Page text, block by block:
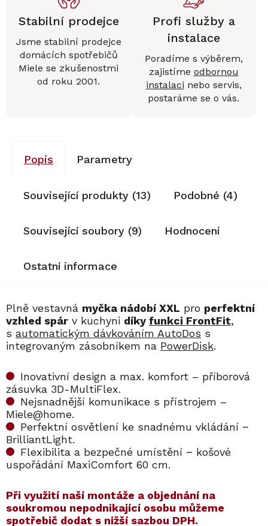
Stabilní prodejce
Jsme stabilní prodejce
domácích spotřebičů
Miele se zkušenostmi
od roku 2001.
Profi služby a
instalace
Poradíme s výběrem,
zajistíme odbornou
instalaci nebo servis,
postaráme se o vás.
Popis Parametry
Související produkty (13) Podobné (4)
Související soubory (9) Hodnocení
Ostatní informace
Plně vestavná myčka nádobí XXL pro perfektní
vzhled spár v kuchyni díky funkci FrontFit,
s automatickým dávkováním AutoDos s
integrovaným zásobníkem na PowerDisk.
Inovativní design a max. komfort – příborová
zásuvka 3D-MultiFlex.
Nejsnadnější komunikace s přístrojem –
Miele@home.
Perfektní osvětlení ke snadnému vkládání −
BrilliantLight.
Flexibilita a bezpečné umístění − košové
uspořádání MaxiComfort 60 cm.
​​Při využití naší montáže a objednání na
soukromou nepodnikající osobu můžeme
spotřebič dodat s nižší sazbou DPH.